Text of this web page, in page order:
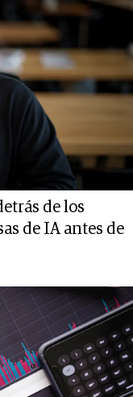
de los
de IA antes de